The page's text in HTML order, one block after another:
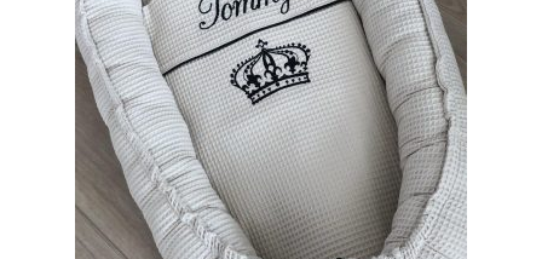
worden
op
de
productpagina